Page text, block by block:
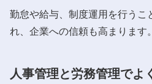
勤怠や給与、制度運用を行うこ
れ、企業への信頼も高まります。
人事管理と労務管理でよ